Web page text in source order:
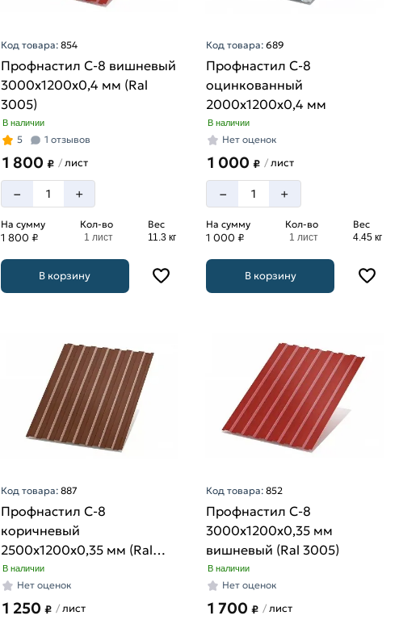
Код товара: 854
Профнастил С-8 вишневый
3000х1200х0,4 мм (Ral
3005)
В наличии
5 1 отзывов
1 800 ₽ /лист
– +
На сумму
1 800 ₽
Кол-во
1 лист
Вес
11.3 кг
В корзину
Код товара:689
Профнастил С-8
оцинкованный
2000х1200х0,4 мм
В наличии
Нет оценок
1 000₽ / лист
– +
На сумму
1 000 ₽
Кол-во
1 лист
Вес
4.45 кг
В корзину
Код товара: 887
Профнастил С-8
коричневый
2500х1200х0,35 мм (Ral
8017)
В наличии
Нет оценок
1 250 ₽ /лист
Код товара:852
Профнастил С-8
3000х1200х0,35 мм
вишневый (Ral 3005)
В наличии
Нет оценок
1 700₽ / лист